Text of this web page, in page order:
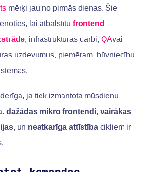
mērķi jau no pirmās dienas. Šie
lai atbalstītu frontend
, infrastruktūras darbi, QAvai
uzdevumus, piemēram, būvniecību
ja tiek izmantota mūsdienu
dažādas mikro frontendi, vairākas
, un neatkarīga attīstība cikliem ir